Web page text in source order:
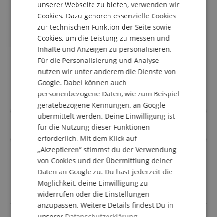
entschieden.
Und was soll ich sagen... passgenau und robust
umschließt es die Seiten des Mixers.
Die Erhebungen sind genau da, wo sie sein müssen.
Gib einem Engländer den passenden englischen
Ich bin sehr zufrieden mit der Qualität von Decksaver.
Und auch ein dickes Lob an Kirstein.... schnelle
Lieferung und super verpackt!!!
Danke!! War sicherlicch nicht mein letzter Kauf!!!
Fragen zum Artikel
Stelle eine Frage
FRENCH
ITALIAN
SPANISH
unserer Webseite zu bieten, verwenden wir
Cookies. Dazu gehören essenzielle Cookies
zur technischen Funktion der Seite sowie
Cookies, um die Leistung zu messen und
Inhalte und Anzeigen zu personalisieren.
Für die Personalisierung und Analyse
nutzen wir unter anderem die Dienste von
Google. Dabei können auch
personenbezogene Daten, wie zum Beispiel
gerätebezogene Kennungen, an Google
übermittelt werden. Deine Einwilligung ist
für die Nutzung dieser Funktionen
erforderlich. Mit dem Klick auf
„Akzeptieren“ stimmst du der Verwendung
von Cookies und der Übermittlung deiner
Daten an Google zu. Du hast jederzeit die
Möglichkeit, deine Einwilligung zu
widerrufen oder die Einstellungen
anzupassen. Weitere Details findest Du in